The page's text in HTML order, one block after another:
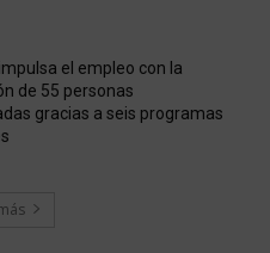
el empleo con la
de 55 personas
gracias a seis programas